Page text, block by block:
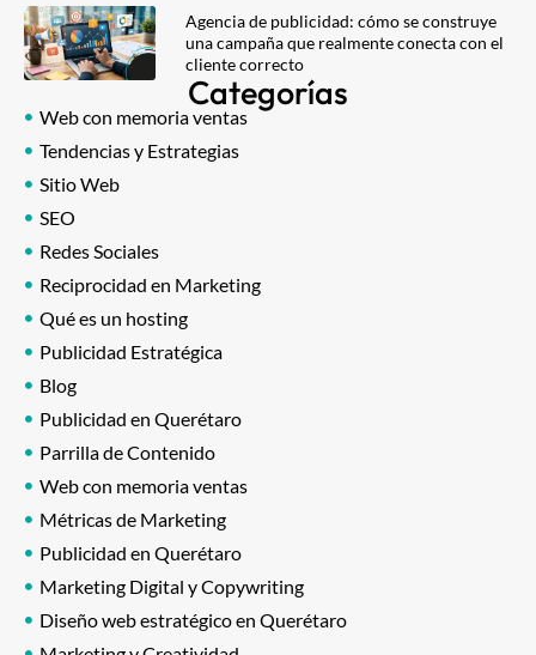
Agencia de publicidad: cómo se construye
una campaña que realmente conecta con el
cliente correcto
Categorías
Web con memoria ventas
Tendencias y Estrategias
Sitio Web
SEO
Redes Sociales
Reciprocidad en Marketing
Qué es un hosting
Publicidad Estratégica
Blog
Publicidad en Querétaro
Parrilla de Contenido
Web con memoria ventas
Métricas de Marketing
Publicidad en Querétaro
Marketing Digital y Copywriting
Diseño web estratégico en Querétaro